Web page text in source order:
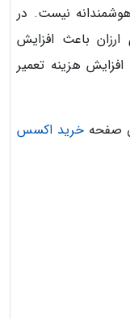
نیست. در
باعث افزایش
هزینه تعمیر
صفحه خرید اکسس